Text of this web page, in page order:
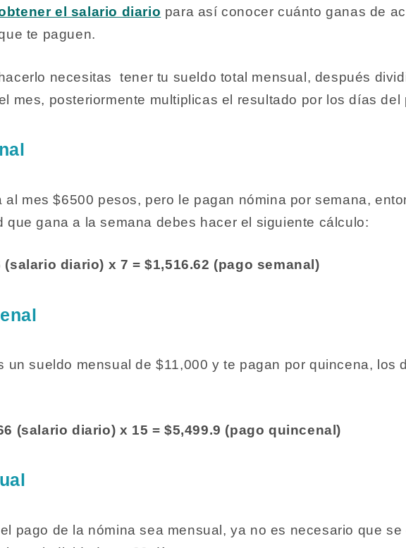
el salario diario para así conocer cuánto ganas de
te paguen.
necesitas tener tu sueldo total mensual, después
mes, posteriormente multiplicas el resultado por los días del
al mes $6500 pesos, pero le pagan nómina por semana,
que gana a la semana debes hacer el siguiente cálculo:
(salario diario) x 7 = $1,516.62 (pago semanal)
un sueldo mensual de $11,000 y te pagan por quincena, los
(salario diario) x 15 = $5,499.9 (pago quincenal)
pago de la nómina sea mensual, ya no es necesario que se